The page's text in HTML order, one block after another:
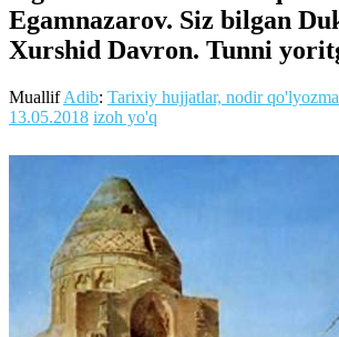
Egamnazarov. Siz bilgan
Xurshid Davron. Tunni
MuallifAdib: Tarixiy hujjatlar, nodir
13.05.2018 izoh yo'q